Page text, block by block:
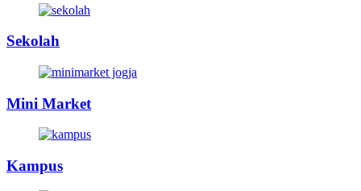
Sekolah
Mini Market
Kampus